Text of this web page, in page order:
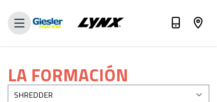
VALUE MY TRADE-IN
LA FORMACIÓN